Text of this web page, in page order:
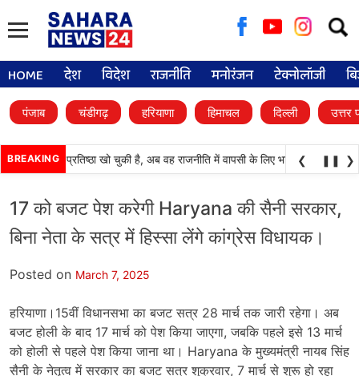
for:
HOME देश विदेश राजनीति मनोरंजन टेक्नोलॉजी
पंजाब चंडीगढ़ हरियाणा हिमाचल दिल्ली उत्तर
BREAKING
दल) अपनी प्रतिष्ठा खो चुकी है, अब वह राजनीति में वापसी के लिए भाजपा से समझौता
❮ ❚❚ ❯
17 को बजट पेश करेगी Haryana की सैनी सरकार,
बिना नेता के सत्र में हिस्सा लेंगे कांग्रेस विधायक।
Posted on March 7, 2025
हरियाणा।15वीं विधानसभा का बजट सत्र 28 मार्च तक जारी रहेगा। अब
बजट होली के बाद 17 मार्च को पेश किया जाएगा, जबकि पहले इसे 13 मार्च
को होली से पहले पेश किया जाना था। Haryana के मुख्यमंत्री नायब सिंह
सैनी के नेतृत्व में सरकार का बजट सत्र शुक्रवार, 7 मार्च से शुरू हो रहा